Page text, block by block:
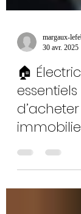
30 avr. 2025
🏠